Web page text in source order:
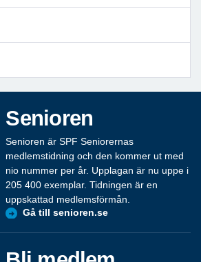
Senioren
Senioren är SPF Seniorernas
medlemstidning och den kommer ut med
nio nummer per år. Upplagan är nu uppe i
205 400 exemplar. Tidningen är en
uppskattad medlemsförmån.
Gå till senioren.se